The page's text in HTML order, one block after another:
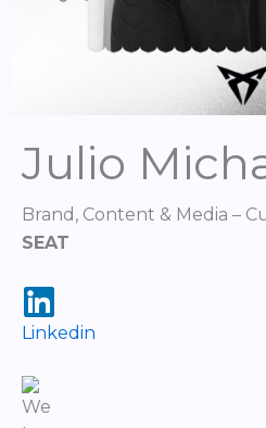
Julio
Brand, Content & Media –
SEAT
Linkedin